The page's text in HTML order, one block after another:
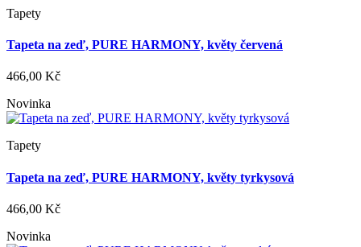
Tapety
Tapeta na zeď, PURE HARMONY, květy červená
466,00 Kč
Novinka
Tapety
Tapeta na zeď, PURE HARMONY, květy tyrkysová
466,00 Kč
Novinka